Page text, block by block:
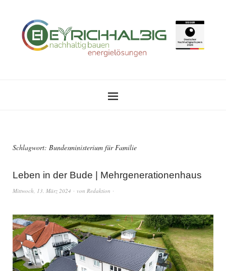
Schlagwort: Bundesministerium für Familie
Leben in der Bude | Mehrgenerationenhaus
Mittwoch, 13. März 2024 von Redaktion